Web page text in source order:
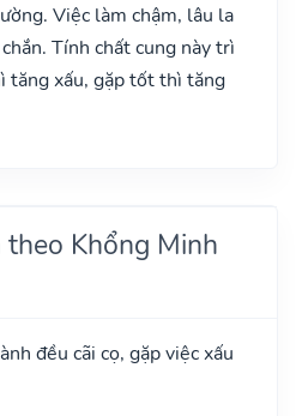
Việc làm chậm, lâu la
Tính chất cung này trì
tăng xấu, gặp tốt thì tăng
Khổng Minh
đều cãi cọ, gặp việc xấu